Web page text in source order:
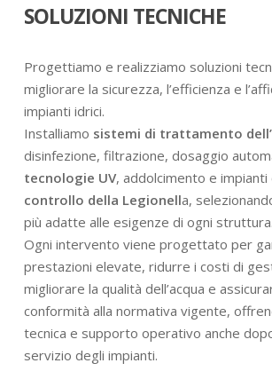
SOLUZIONI TECNICHE
Progettiamo e realizziamo soluzioni
migliorare la sicurezza, l’efficienza e
impianti idrici.
Installiamo sistemi di trattamento
disinfezione, filtrazione, dosaggio
tecnologie UV, addolcimento e impianti
controllo della Legionella,
più adatte alle esigenze di ogni struttura.
Ogni intervento viene progettato per
prestazioni elevate, ridurre i costi di
migliorare la qualità dell’acqua e
conformità alla normativa vigente,
tecnica e supporto operativo anche
servizio degli impianti.